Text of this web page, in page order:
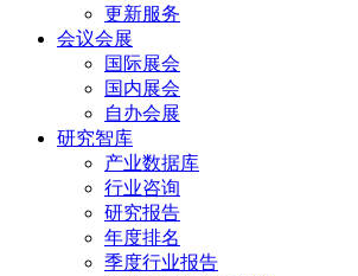
更新服务
会议会展
国际展会
国内展会
自办会展
研究智库
产业数据库
行业咨询
研究报告
年度排名
季度行业报告